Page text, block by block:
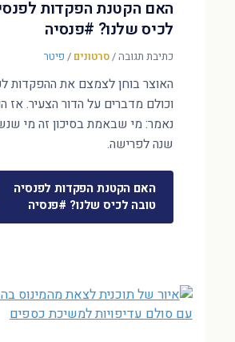
האם הקטנת הפקדות
לכיס שלנו? #פנסיה
כתיבת תגובה/סרטונים / פיטר
האוצר בוחן לצמצם את ההפקדות
וכולם מדברים על הדור הצעיר. אז
שנה לפרישה.
האם הקטנת הפקדות לפנסיה
טובה לכיס שלנו? #פנסיה